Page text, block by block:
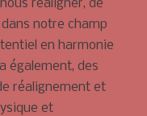
réaligner, de
notre champ
en harmonie
également, des
réalignement et
et